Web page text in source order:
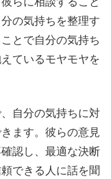
の気持ちを整理す
とで自分の気持ち
ているモヤモヤを
自分の気持ちに対
ます。彼らの意見
認し、最適な決断
できる人に話を聞